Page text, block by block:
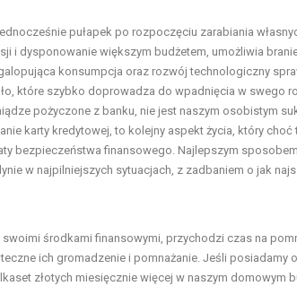
pułapek po rozpoczęciu zarabiania
i dysponowanie większym budżetem, umożliwia
konsumpcja oraz rozwój technologiczny
które szybko doprowadza do wpadnięcia w swego
pożyczone z banku, nie jest naszym osobistym
karty kredytowej, to kolejny aspekt życia, który
bezpieczeństwa finansowego. Najlepszym
w najpilniejszych sytuacjach, z zadbaniem o jak
środkami finansowymi, przychodzi czas na
ich gromadzenie i pomnażanie. Jeśli posiadamy
złotych miesięcznie więcej w naszym domowym